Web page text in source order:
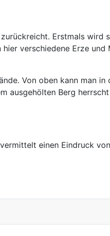
Erstmals wird
verschiedene Erze und
Von oben kann man in
ausgehölten Berg
einen Eindruck